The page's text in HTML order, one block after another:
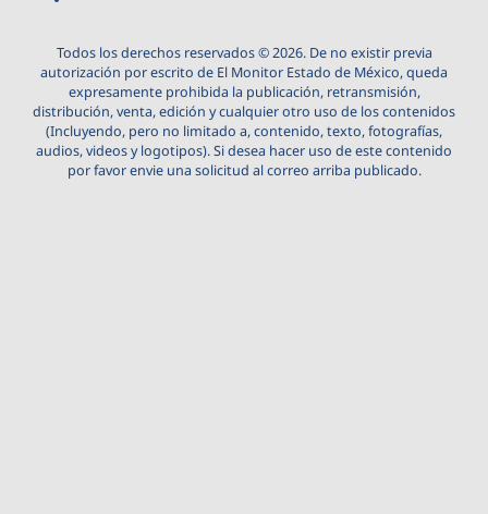
Todos los derechos reservados © 2026. De no existir previa
autorización por escrito de El Monitor Estado de México, queda
expresamente prohibida la publicación, retransmisión,
distribución, venta, edición y cualquier otro uso de los contenidos
(Incluyendo, pero no limitado a, contenido, texto, fotografías,
audios, videos y logotipos). Si desea hacer uso de este contenido
por favor envie una solicitud al correo arriba publicado.